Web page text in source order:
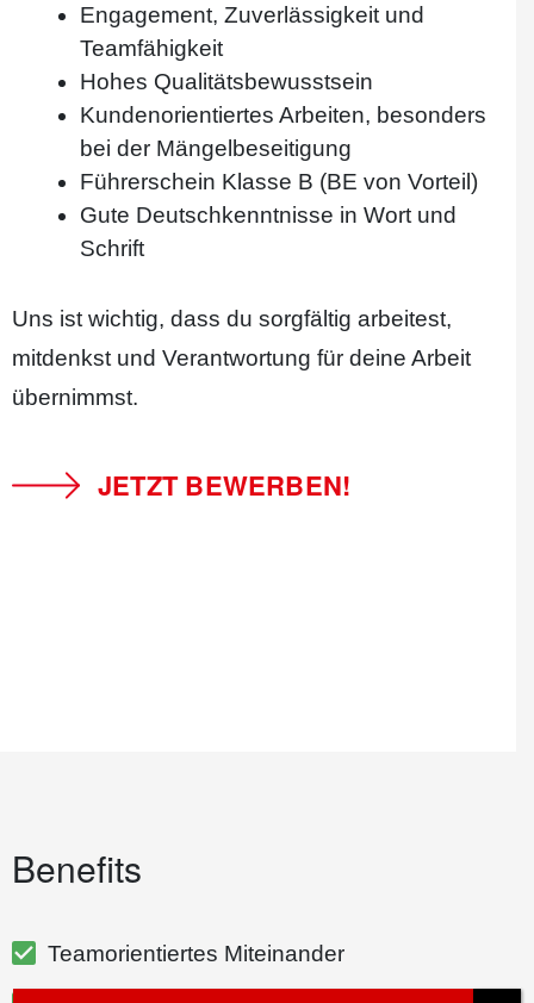
Engagement, Zuverlässigkeit und
Teamfähigkeit
Hohes Qualitätsbewusstsein
Kundenorientiertes Arbeiten, besonders
bei der Mängelbeseitigung
Führerschein Klasse B (BE von Vorteil)
Gute Deutschkenntnisse in Wort und
Schrift
Uns ist wichtig, dass du sorgfältig arbeitest,
mitdenkst und Verantwortung für deine Arbeit
übernimmst.
JETZT BEWERBEN!
Benefits
Teamorientiertes Miteinander